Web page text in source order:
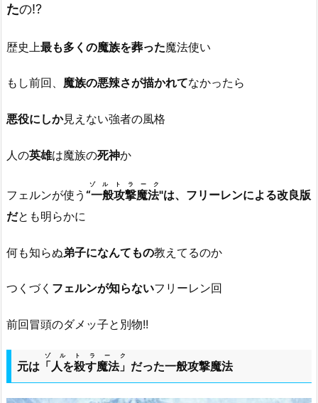
たの!?
歴史上最も多くの魔族を葬った魔法使い
もし前回、 魔族の悪辣さが描かれてなかったら
悪役にしか見えない強者の風格
人の英雄は魔族の死神か
フェルンが使う “一般攻撃魔法"
ゾルトラーク
は、フリーレンによる改良版
だとも明らかに
何も知らぬ弟子になんてもの教えてるのか
つくづく フェルンが知らないフリーレン回
前回冒頭のダメッ子と別物!!
元は 「人を殺す魔法」
ゾルトラーク
だった一般攻撃魔法